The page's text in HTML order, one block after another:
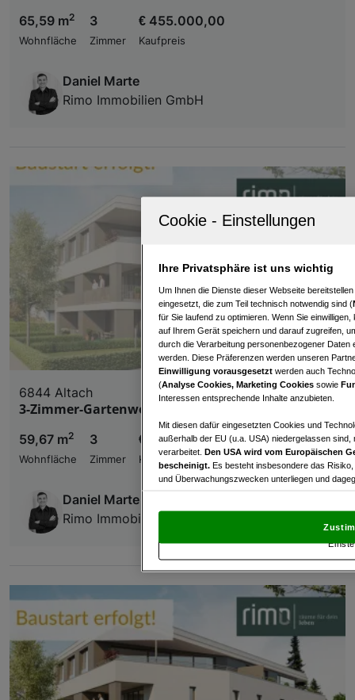
65,59 m2
Wohnfläche
3
Zimmer
€ 455.000,00
Kaufpreis
Daniel Marte
Rimo Immobilien GmbH
6844 Altach
3-Zimmer-Gartenwohnung - Top 03
59,67 m2
Wohnfläche
3
Zimmer
€ 429.000,00
Kaufpreis
Daniel Marte
Rimo Immobilien GmbH
Ihre Privatsphäre ist uns wichtig
Um Ihnen die Dienste dieser Webseite
eingesetzt, die zum Teil technisch notwendig sind (
für Sie laufend zu optimieren. Wenn Sie
auf Ihrem Gerät speichern und darauf zugreifen,
durch die Verarbeitung personenbezogener
werden. Diese Präferenzen werden unseren
Einwilligung vorausgesetzt werden auch
(Analyse Cookies, Marketing Cookies sowie
Interessen entsprechende Inhalte anzubieten.
Mit diesen dafür eingesetzten Cookies und
außerhalb der EU (u.a. USA) niedergelassen
verarbeitet. Den USA wird vom Europäischen
bescheinigt. Es besteht insbesondere das
und Überwachungszwecken unterliegen und
und Widerspruch gegen die Verarbeitung auf der
„Cookie Einstellungen“, die sich auf jeder Seite
Wir und unsere Partner
Verwendung genauer Standortdaten.
Zugriff auf Informationen auf einem Endgerät.
und der Performance von Inhalten,
Liste der Partner (Lieferanten)